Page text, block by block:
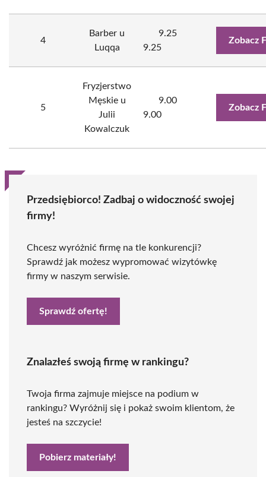
4
Barber u
Luqqa
9.25
9.25
Zobacz
5
Fryzjerstwo
Męskie u
Julii
Kowalczuk
9.00
9.00
Zobacz
Przedsiębiorco! Zadbaj o widoczność swojej
firmy!
Chcesz wyróżnić firmę na tle konkurencji?
Sprawdź jak możesz wypromować wizytówkę
firmy w naszym serwisie.
Sprawdź ofertę!
Znalazłeś swoją firmę w rankingu?
Twoja firma zajmuje miejsce na podium w
rankingu? Wyróżnij się i pokaż swoim klientom, że
jesteś na szczycie!
Pobierz materiały!